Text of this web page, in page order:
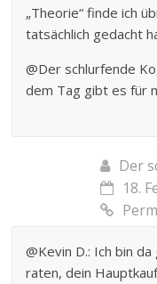
„Theorie“ finde ich
tatsächlich gedacht
@Der schlurfende
dem Tag gibt es für
Der
18.
@Kevin D.: Ich bin
raten, dein